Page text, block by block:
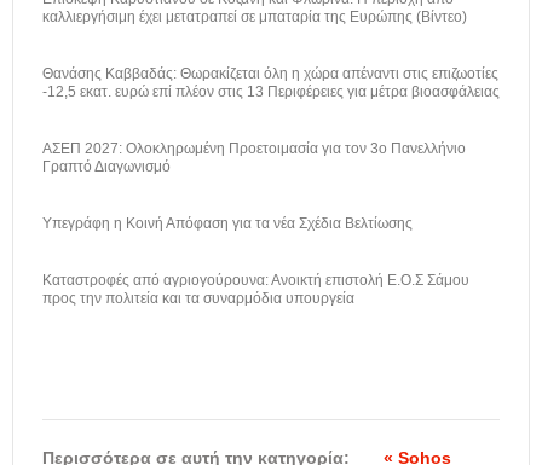
καλλιεργήσιμη έχει μετατραπεί σε μπαταρία της Ευρώπης (Βίντεο)
Θανάσης Καββαδάς: Θωρακίζεται όλη η χώρα απέναντι στις επιζωοτίες
-12,5 εκατ. ευρώ επί πλέον στις 13 Περιφέρειες για μέτρα βιοασφάλειας
ΑΣΕΠ 2027: Ολοκληρωμένη Προετοιμασία για τον 3ο Πανελλήνιο
Γραπτό Διαγωνισμό
Υπεγράφη η Κοινή Απόφαση για τα νέα Σχέδια Βελτίωσης
Καταστροφές από αγριογούρουνα: Ανοικτή επιστολή Ε.Ο.Σ Σάμου
προς την πολιτεία και τα συναρμόδια υπουργεία
Περισσότερα σε αυτή την κατηγορία:
« Sohos